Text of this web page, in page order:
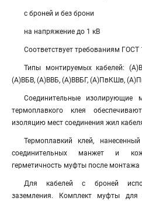
с броней и без брони
на напряжение до 1 кВ
Соответствует требованиям ГОСТ
Типы монтируемых кабелей:
(А)ВБВ, (А)ВВБ, (А)ВВБГ, (А)ПвКШв,
Соединительные изолирующие
термоплавкого клея
изоляцию мест соединения жил
Термоплавкий клей,
соединительных манжет и
герметичность муфты после монтажа
Для кабелей с броней
заземления. Комплект муфты для